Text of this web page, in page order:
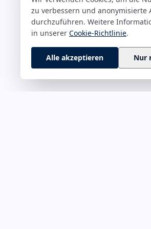
zu verbessern und anonymisierte
durchzuführen. Weitere
in unserer Cookie-Richtlinie.
Alle akzeptieren Nur